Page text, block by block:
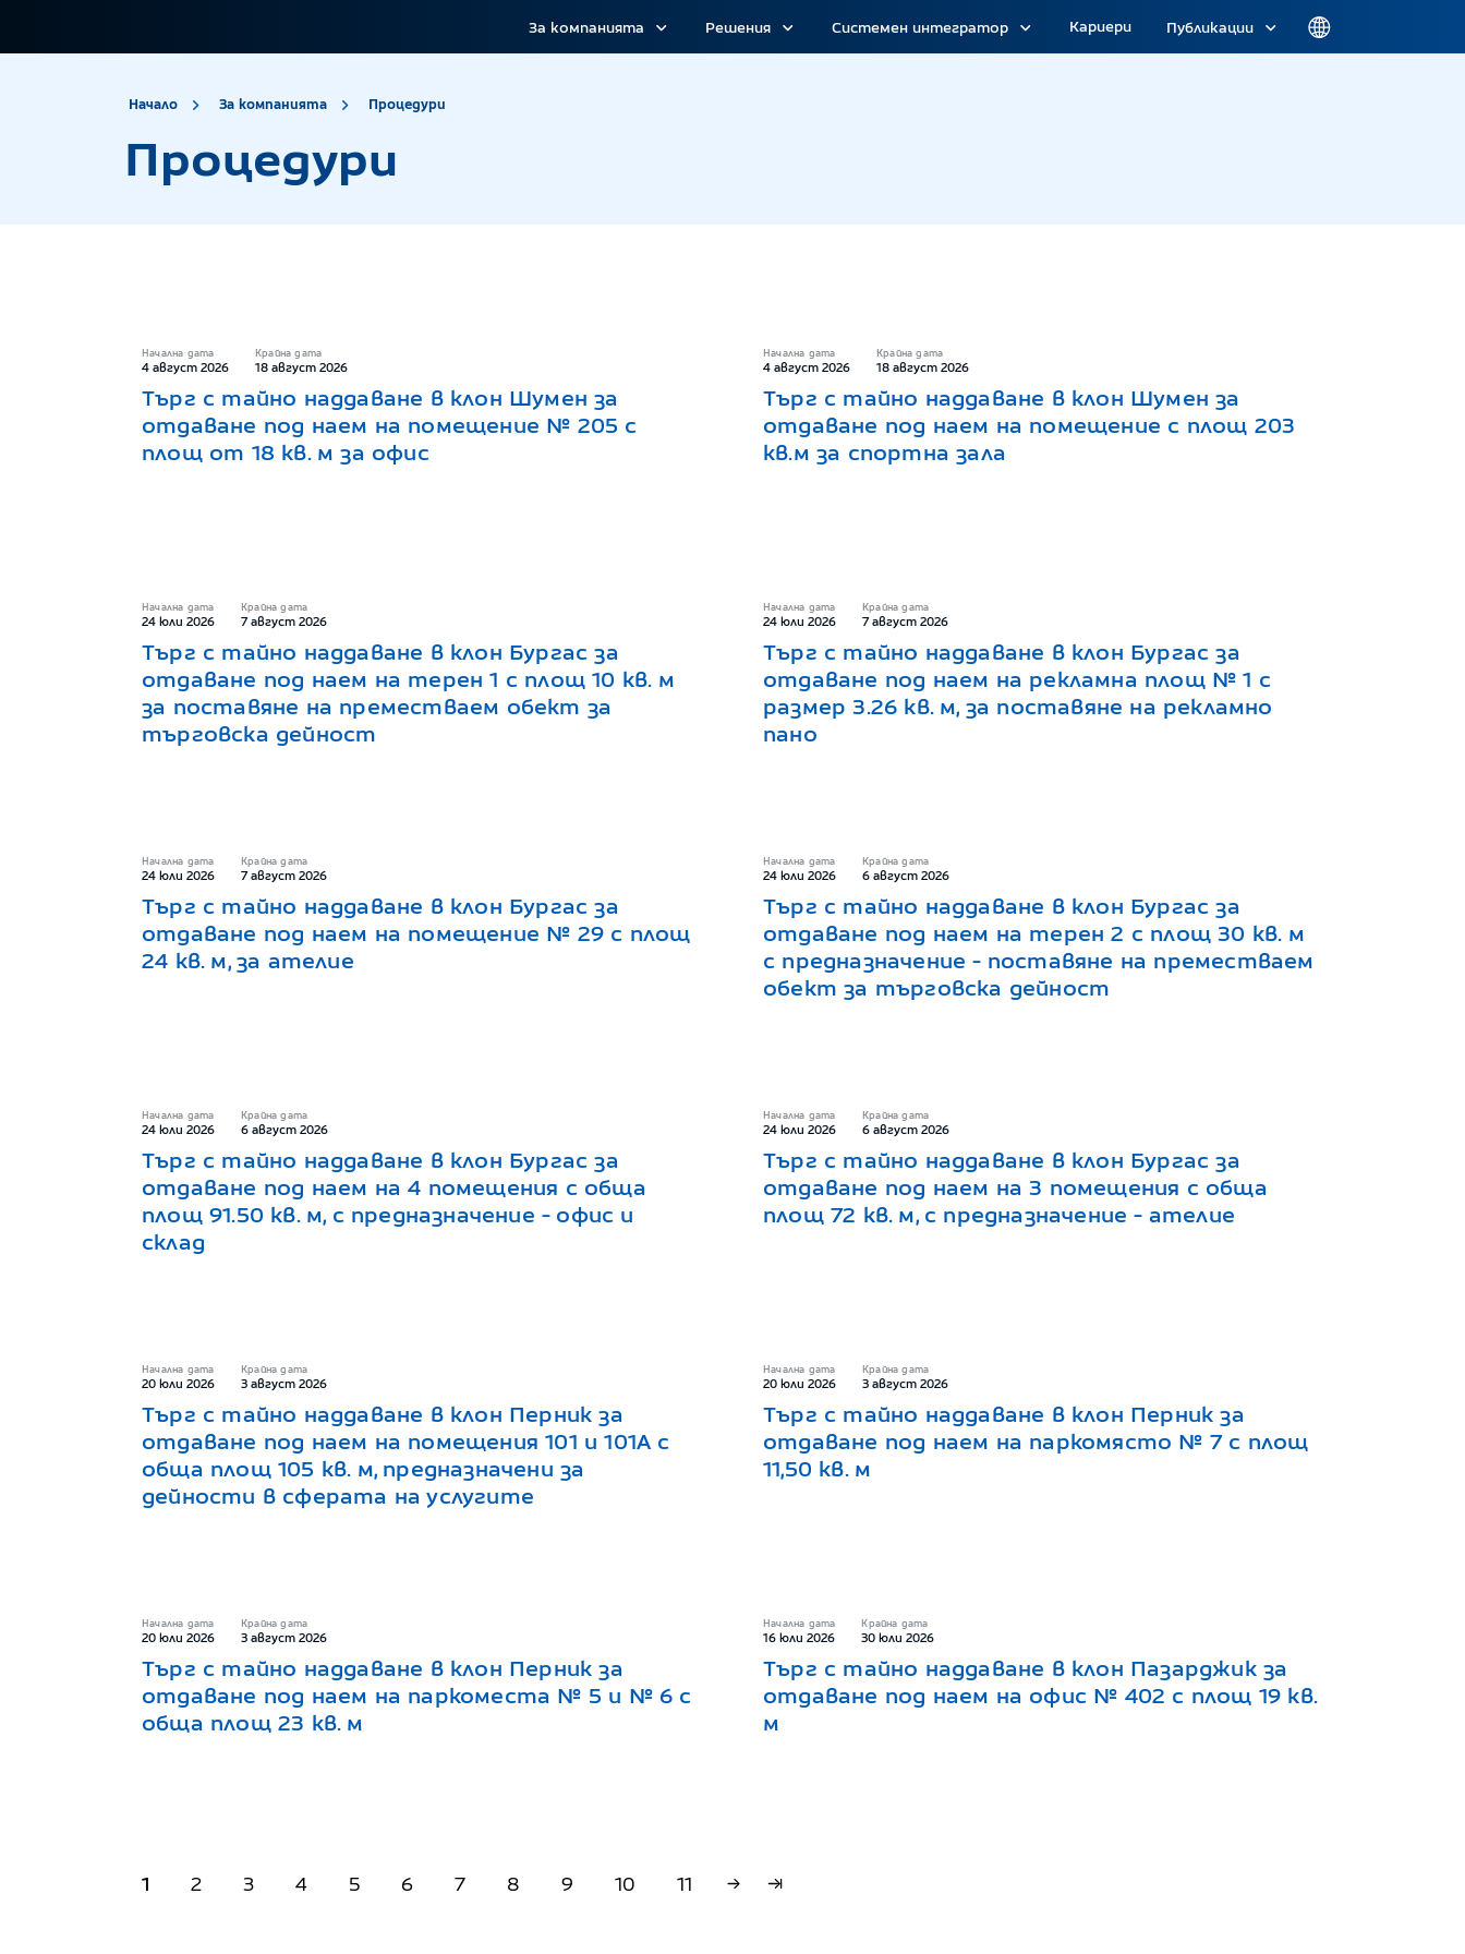
За компанията Решения Системен интегратор Кариери Публикации
Начало За компанията Процедури
Процедури
Начална дата
4 август 2026
Крайна дата
18 август 2026
Търг с тайно наддаване в клон Шумен за
отдаване под наем на помещение № 205 с
площ от 18 кв. м за офис
Начална дата
4 август 2026
Крайна дата
18 август 2026
Търг с тайно наддаване в клон Шумен за
отдаване под наем на помещение с площ 203
кв.м за спортна зала
Начална дата
24 юли 2026
Крайна дата
7 август 2026
Търг с тайно наддаване в клон Бургас за
отдаване под наем на терен 1 с площ 10 кв. м
за поставяне на преместваем обект за
търговска дейност
Начална дата
24 юли 2026
Крайна дата
7 август 2026
Търг с тайно наддаване в клон Бургас за
отдаване под наем на рекламна площ № 1 с
размер 3.26 кв. м, за поставяне на рекламно
пано
Начална дата
24 юли 2026
Крайна дата
7 август 2026
Търг с тайно наддаване в клон Бургас за
отдаване под наем на помещение № 29 с площ
24 кв. м, за ателие
Начална дата
24 юли 2026
Крайна дата
6 август 2026
Търг с тайно наддаване в клон Бургас за
отдаване под наем на терен 2 с площ 30 кв. м
с предназначение - поставяне на преместваем
обект за търговска дейност
Начална дата
24 юли 2026
Крайна дата
6 август 2026
Търг с тайно наддаване в клон Бургас за
отдаване под наем на 4 помещения с обща
площ 91.50 кв. м, с предназначение - офис и
склад
Начална дата
24 юли 2026
Крайна дата
6 август 2026
Търг с тайно наддаване в клон Бургас за
отдаване под наем на 3 помещения с обща
площ 72 кв. м, с предназначение - ателие
Начална дата
20 юли 2026
Крайна дата
3 август 2026
Търг с тайно наддаване в клон Перник за
отдаване под наем на помещения 101 и 101А с
обща площ 105 кв. м, предназначени за
дейности в сферата на услугите
Начална дата
20 юли 2026
Крайна дата
3 август 2026
Търг с тайно наддаване в клон Перник за
отдаване под наем на паркомясто № 7 с площ
11,50 кв. м
Начална дата
20 юли 2026
Крайна дата
3 август 2026
Търг с тайно наддаване в клон Перник за
отдаване под наем на паркоместа № 5 и № 6 с
обща площ 23 кв. м
Начална дата
16 юли 2026
Крайна дата
30 юли 2026
Търг с тайно наддаване в клон Пазарджик за
отдаване под наем на офис № 402 с площ 19 кв.
м
1 2 3 4 5 6 7 8 9 10 11